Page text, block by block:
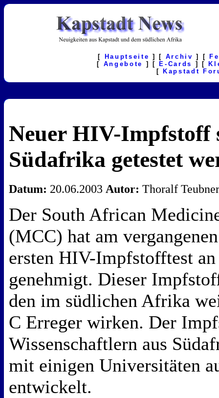
[ Hauptseite ] [ Archiv ] [
[ Angebote ] [ E-Cards ] [
[
Kapstadt
Neuer HIV-Impfstoff
Südafrika getestet
Datum: 20.06.2003 Autor: Thoralf
Der South African
(MCC) hat am
ersten HIV-Impfstofftest
genehmigt. Dieser
den im südlichen Afrika
C Erreger wirken. Der
Wissenschaftlern aus
mit einigen Universitäten
entwickelt.